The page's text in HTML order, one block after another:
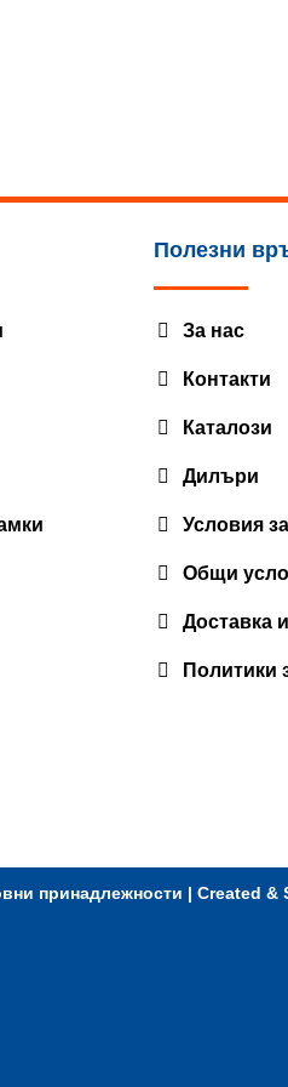
Полезни
За нас
Контакти
Каталози
Дилъри
Условия
Общи
Доставка
Политики
принадлежности | Created &